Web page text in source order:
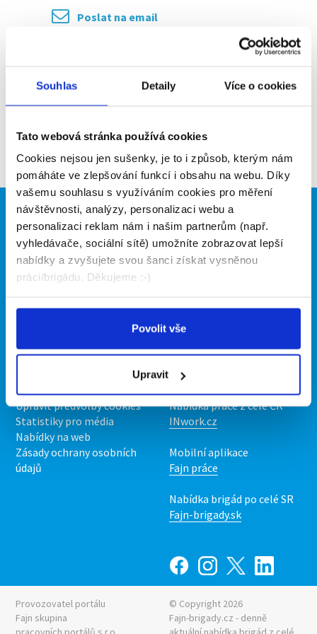
Souhlas Detaily Více o cookies
Tato webová stránka používá cookies
Cookies nejsou jen sušenky, je to i způsob, kterým nám
pomáháte ve zlepšování funkcí i obsahu na webu. Díky
vašemu souhlasu s využíváním cookies pro měření
návštěvnosti, analýzy, personalizaci webu a
personalizaci reklam nám i našim partnerům (např.
vyhledávače, sociální sítě) umožníte zobrazovat lepší
nabídky a zvyšujete svou šanci získat vysněnou
práci/brigádu. Děkujeme :-)
Povolit vše
Upravit
Poslat na email
Přidat do oblíbených
Zpět
Brigádníci
Články
Hledané brigády
Firmy
Vložit inzerát
Ceník
Kontakt
Podmínky
Upravit předvolby cookies
Statistiky pro média
Nabídky na web
Zásady ochrany osobních
údajů
Naše další projekty
Mobilní aplikace
Fajn brigády
Nabídka práce z celé ČR
INwork.cz
Mobilní aplikace
Fajn práce
Nabídka brigád po celé SR
Fajn-brigady.sk
Provozovatel portálu
Fajn skupina
© Copyright 2026
Fajn-brigady.cz - denně